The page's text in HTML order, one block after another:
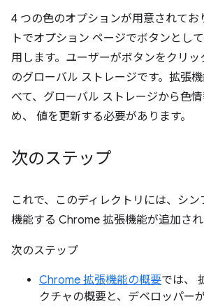
4 つの色のオプションが用意されてお
トでオプション ページでボタンとし
用します。ユーザーがボタンをクリ
のグローバル ストレージです。拡張
べて、グローバル ストレージから色
め、 値を更新する必要があります。
次のステップ
これで、このディレクトリには、シ
機能する Chrome 拡張機能が追加され
次のステップ
Chrome 拡張機能の概要では、
クチャの概要と、デベロッパー